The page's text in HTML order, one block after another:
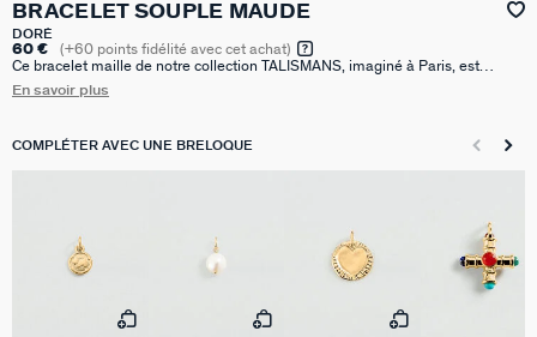
BRACELET SOUPLE MAUDE
DORÉ
60 € (+60 points fidélité avec cet achat)
Ce bracelet maille de notre collection TALISMANS, imaginé à Paris, est
réalisé en laiton doré à l'or 750/1000e - 18 carats. Personnalisez votre bijou
En savoir plus
COMPLÉTER AVEC UNE BRELOQUE